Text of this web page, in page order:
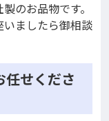
のお品物です。
ましたら御相談
任せくださ